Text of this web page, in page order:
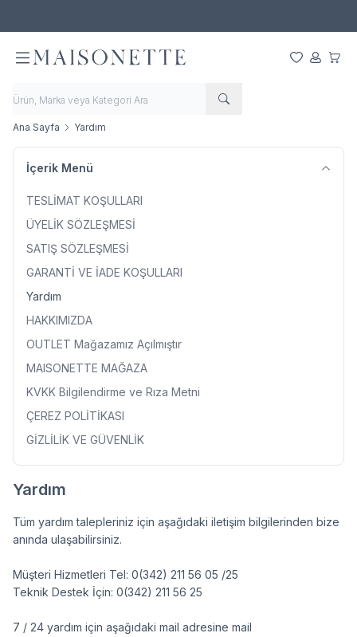
Favorilerim
Hesabım
Ana Sayfa Yardım
İçerik Menü
TESLİMAT KOŞULLARI
ÜYELİK SÖZLEŞMESİ
SATIŞ SÖZLEŞMESİ
GARANTİ VE İADE KOŞULLARI
Yardım
HAKKIMIZDA
OUTLET Mağazamız Açılmıştır
MAISONETTE MAĞAZA
KVKK Bilgilendirme ve Rıza Metni
ÇEREZ POLİTİKASI
GİZLİLİK VE GÜVENLİK
Yardım
Tüm yardım talepleriniz için aşağıdaki iletişim bilgilerinden bize
anında ulaşabilirsiniz.
Müşteri Hizmetleri Tel: 0(342) 211 56 05 /25
Teknik Destek İçin: 0(342) 211 56 25
7 / 24 yardım için aşağıdaki mail adresine mail